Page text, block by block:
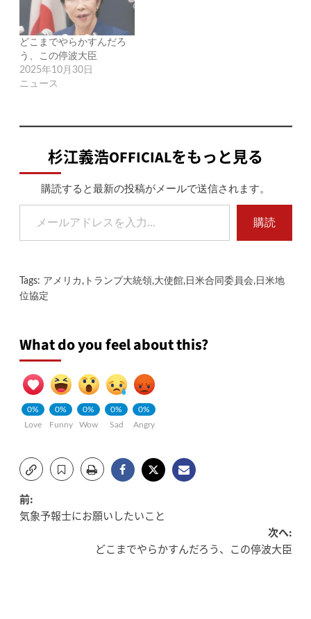
どこまでやらかすんだろ
う、この停波大臣
2025年10月30日
ニュース
杉江義浩OFFICIALをもっと見る
購読すると最新の投稿がメールで送信されます。
メールアドレスを入力...
購読
Tags: アメリカ ,トランプ大統領,大使館,日米合同委員会,日米地
位協定
What do you feel about this?
0%
Love
0%
Funny
0%
Wow
0%
Sad
0%
Angry
投
前:
気象予報士にお願いしたいこと
次へ:
どこまでやらかすんだろう、この停波大臣